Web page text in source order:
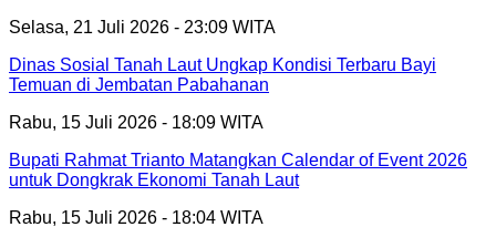
Selasa, 21 Juli 2026 - 23:09 WITA
Dinas Sosial Tanah Laut Ungkap Kondisi Terbaru Bayi
Temuan di Jembatan Pabahanan
Rabu, 15 Juli 2026 - 18:09 WITA
Bupati Rahmat Trianto Matangkan Calendar of Event 2026
untuk Dongkrak Ekonomi Tanah Laut
Rabu, 15 Juli 2026 - 18:04 WITA